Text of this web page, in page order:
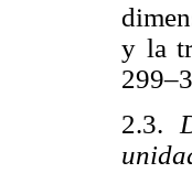
y la
2.3.